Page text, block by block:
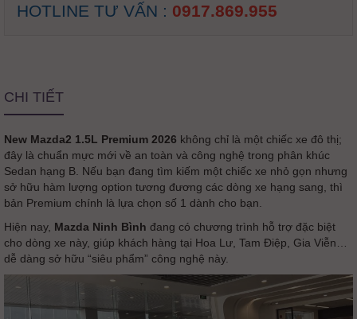
HOTLINE TƯ VẤN : 0917.869.955
CHI TIẾT
New Mazda2 1.5L Premium 2026 không chỉ là một chiếc xe đô thị;
đây là chuẩn mực mới về an toàn và công nghệ trong phân khúc
Sedan hạng B. Nếu bạn đang tìm kiếm một chiếc xe nhỏ gọn nhưng
sở hữu hàm lượng option tương đương các dòng xe hạng sang, thì
bản Premium chính là lựa chọn số 1 dành cho bạn.
Hiện nay, Mazda Ninh Bình đang có chương trình hỗ trợ đặc biệt
cho dòng xe này, giúp khách hàng tại Hoa Lư, Tam Điệp, Gia Viễn…
dễ dàng sở hữu “siêu phẩm” công nghệ này.